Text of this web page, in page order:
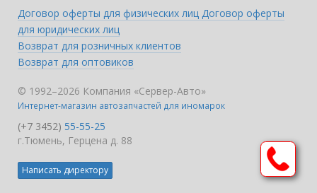
Договор оферты для физических лиц Договор оферты
для юридических лиц
Возврат для розничных клиентов
Возврат для оптовиков
© 1992–2026 Компания «Сервер-Авто»
Интернет-магазин автозапчастей для иномарок
(+7 3452) 55-55-25
г.Тюмень, Герцена д. 88
Написать директору